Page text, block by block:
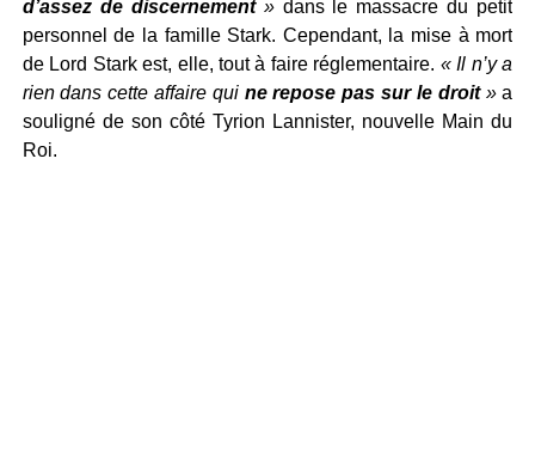
d’assez de discernement»dans le massacre du petit
personnel de la famille Stark. Cependant, la mise à mort
de Lord Stark est, elle, tout à faire réglementaire. « Il n’y a
rien dans cette affaire qui ne repose pas sur le droit»a
souligné de son côté Tyrion Lannister, nouvelle Main du
Roi.